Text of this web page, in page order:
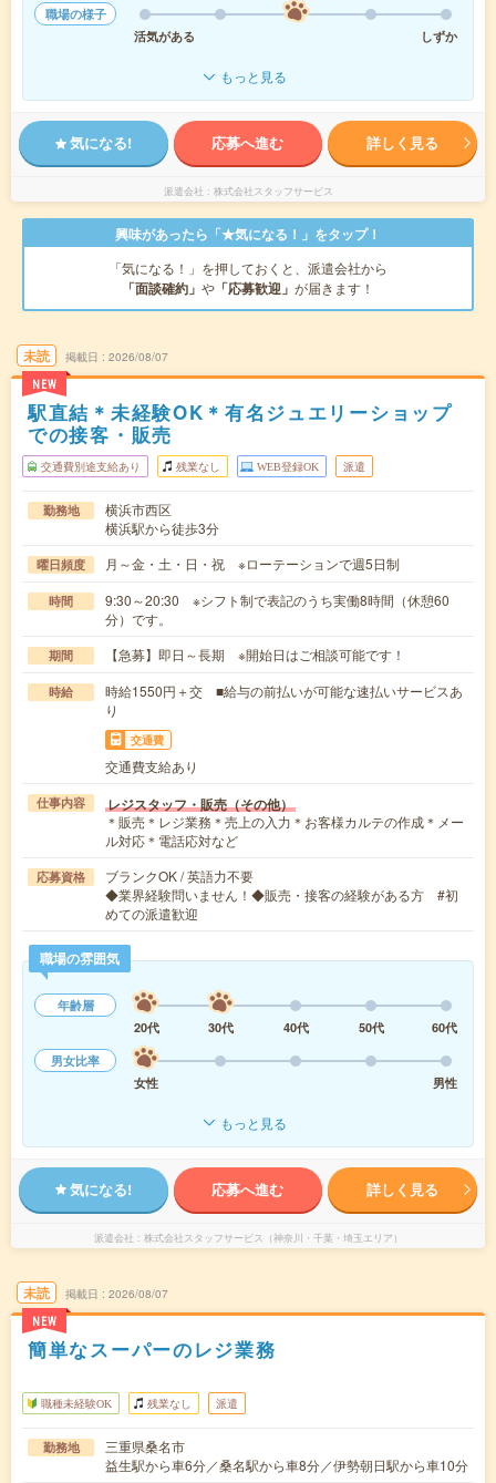
職場の様子
活気がある
しずか
もっと見る
気になる! 応募へ進む 詳しく見る
派遣会社 株式会社スタッフサービス
興味があったら「★気になる！」をタップ！
「気になる！」を押しておくと、派遣会社から
「面談確約」 や 「応募歓迎」 が届きます！
未読
NEW
掲載日 2026/08/07
駅直結＊未経験OK＊有名ジュエリーショップ
での接客・販売
交通費別途支給あり 残業なし WEB登録OK 派遣
勤務地
横浜市西区
横浜駅から徒歩3分
曜日頻度 月～金・土・日・祝 ※ローテーションで週5日制
時間
9:30～20:30 ※シフト制で表記のうち実働8時間（休憩60
分）です。
期間 【急募】即日～長期 ※開始日はご相談可能です！
時給
時給1550円＋交 ■給与の前払いが可能な速払いサービスあ
り
交通費
交通費支給あり
仕事内容 レジスタッフ・販売（その他）
＊販売＊レジ業務＊売上の入力＊お客様カルテの作成＊メー
ル対応＊電話応対など
応募資格
ブランクOK / 英語力不要
◆業界経験問いません！◆販売・接客の経験がある方 #初
めての派遣歓迎
職場の雰囲気
年齢層
20代
30代 40代 50代
60代
男女比率
女性
男性
もっと見る
気になる! 応募へ進む 詳しく見る
派遣会社 株式会社スタッフサービス（神奈川・千葉・埼玉エリア）
未読
NEW
掲載日 2026/08/07
簡単なスーパーのレジ業務
職種未経験OK 残業なし 派遣
勤務地
三重県桑名市
益生駅から車6分／桑名駅から車8分／伊勢朝日駅から車10分